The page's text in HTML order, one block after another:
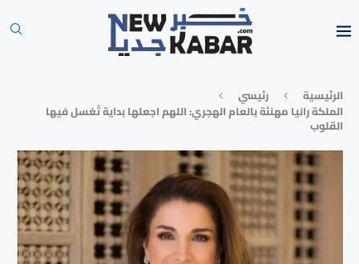
الرئيسية
رئيسي
الملكة رانيا مهنئة بالعام الهجري: اللهم اجعلها بداية تُغسل فيها
القلوب